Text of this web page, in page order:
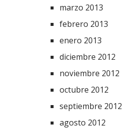
marzo 2013
febrero 2013
enero 2013
diciembre 2012
noviembre 2012
octubre 2012
septiembre 2012
agosto 2012